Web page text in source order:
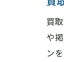
買
や
ン